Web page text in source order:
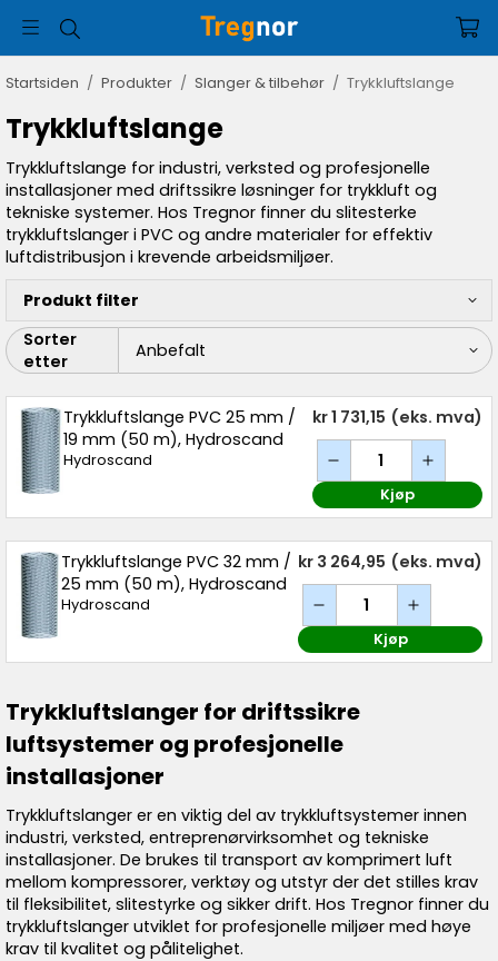
Startsiden / Produkter / Slanger & tilbehør / Trykkluftslange
Trykkluftslange
Trykkluftslange for industri, verksted og profesjonelle
installasjoner med driftssikre løsninger for trykkluft og
tekniske systemer. Hos Tregnor finner du slitesterke
trykkluftslanger i PVC og andre materialer for effektiv
luftdistribusjon i krevende arbeidsmiljøer.
Produkt filter
Sorter
etter
Trykkluftslange PVC 25 mm /
19 mm (50 m), Hydroscand
Hydroscand
kr 1 731,15 (eks. mva)
Kjøp
Trykkluftslange PVC 32 mm /
25 mm (50 m), Hydroscand
Hydroscand
kr 3 264,95 (eks. mva)
Kjøp
Trykkluftslanger for driftssikre
luftsystemer og profesjonelle
installasjoner
Trykkluftslanger er en viktig del av trykkluftsystemer innen
industri, verksted, entreprenørvirksomhet og tekniske
installasjoner. De brukes til transport av komprimert luft
mellom kompressorer, verktøy og utstyr der det stilles krav
til fleksibilitet, slitestyrke og sikker drift. Hos Tregnor finner du
trykkluftslanger utviklet for profesjonelle miljøer med høye
krav til kvalitet og pålitelighet.